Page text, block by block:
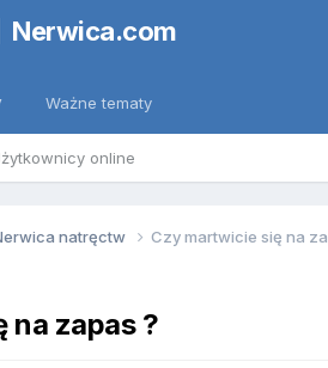
Nerwica.com
online
Ważne tematy
natręctw Czy martwicie się na
na zapas ?